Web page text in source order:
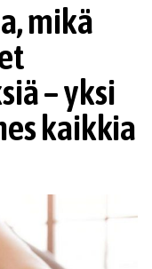
mikä
– yksi
kaikkia